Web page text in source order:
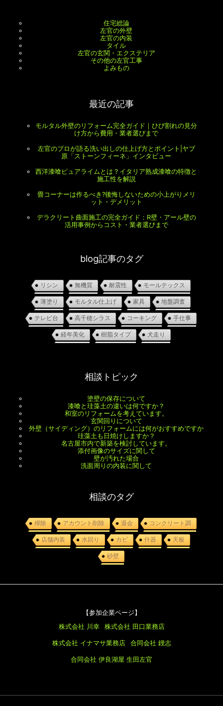
住宅総論
左官の外壁
左官の内装
タイル
左官の玄関・エクステリア
その他の左官工事
よみもの
最近の記事
モルタル外壁のリフォーム完全ガイド｜ひび割れの見分
け方から費用・業者選びまで
左官のプロが語る洗い出しの仕上げ方とポイント|ヤブ
原「ストーンフィーネ」インタビュー
西洋漆喰ピュアライムとは？イタリア熟成漆喰の特徴と
施工性を解説
畳コーナーは作るべき?後悔しないための小上がりメリ
ット・デメリット
デラクリート曲面施工の完全ガイド：R壁・アール壁の
活用事例からコスト・業者選びまで
blog記事のタグ
リシン 無機質 耐震性 モールテックス
薄塗り モルタル仕上げ 家具 地盤調査
テレビ台 高千穂シラス コーキング 手仕事
経年美化 樹脂タイプ 犬走り
相談トピック
塗壁の保存について
漆喰と珪藻土の違いは何ですか？
和室のリフォームを考えています。
玄関回りについて
外壁（サイディング）のリフォームには何がおすすめですか
珪藻土も日焼けしますか？
名古屋市内で新築を検討しています。
添付画像のサイズに関して
壁が汚れた場合
洗面周りの内装に関して
相談のタグ
掃除 アカウント削除 退会 コンクリート調
店舗内装 水回り カビ 什器 天板
砂壁
【参加企業ページ】
株式会社 川幸
株式会社 田口業務店
株式会社 イナマサ業務店 合同会社 鏝志
合同会社 伊良湖屋 生田左官